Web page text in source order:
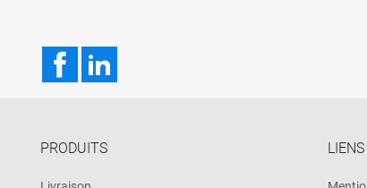
Facebook
PRODUITS